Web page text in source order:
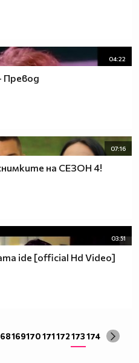
04:22
Превод
07:16
на СЕЗОН 4!
03:51
ide [official Hd Video]
169170171 172173174